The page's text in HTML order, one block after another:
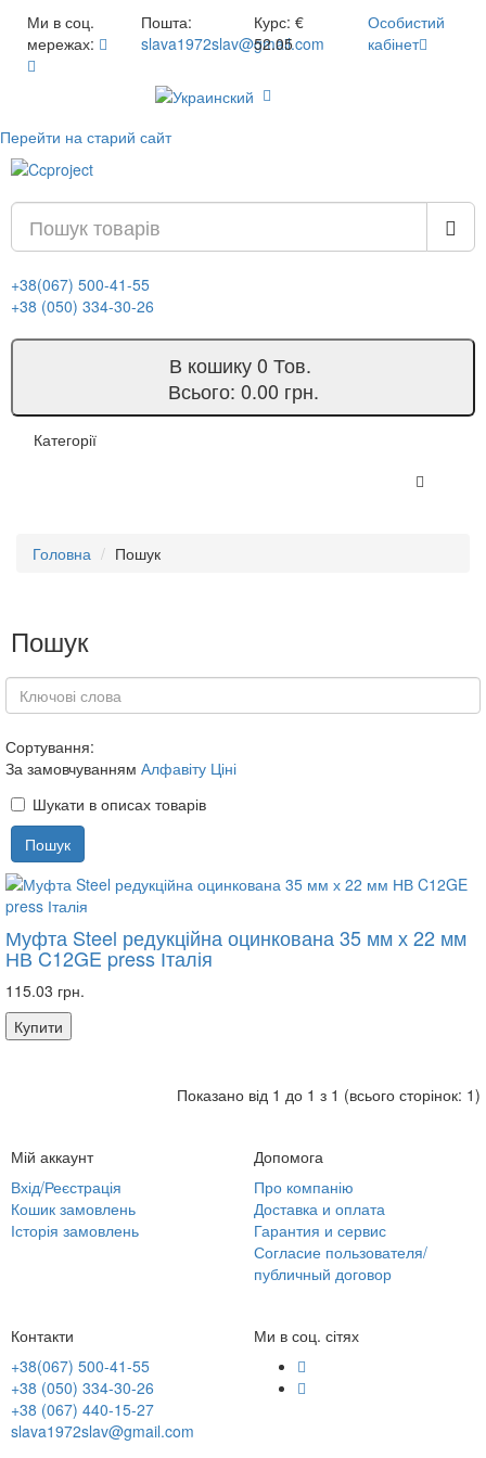
Ми в соц.
мережах:
Пошта:
slava1972slav@gmail.com
Курс: €
52.05
Особистий
кабінет
Перейти на старий сайт
+38(067) 500-41-55
+38 (050) 334-30-26
В кошику0 Тов.
Всього: 0.00 грн.
Категорії
Головна Пошук
Пошук
Сортування:
За замовчуванням Алфавіту Ціні
Шукати в описах товарів
Муфта Steel редукційна оцинкована 35 мм х 22 мм
НВ C12GE press Італія
115.03 грн.
Купити
Показано від 1 до 1 з 1 (всього сторінок: 1)
Мій аккаунт
Вхід/Реєстрація
Кошик замовлень
Історія замовлень
Допомога
Про компанію
Доставка и оплата
Гарантия и сервис
Согласие пользователя/
публичный договор
Контакти
+38(067) 500-41-55
+38 (050) 334-30-26
+38 (067) 440-15-27
slava1972slav@gmail.com
Ми в соц. сітях